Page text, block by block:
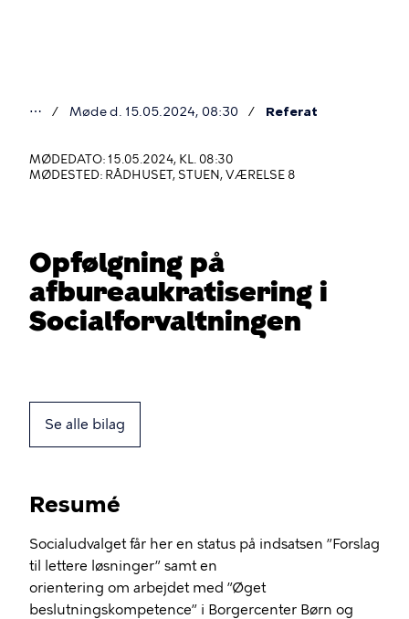
er
her
⋯ Møde d. 15.05.2024, 08:30 Referat
MØDEDATO: 15.05.2024, KL. 08:30
MØDESTED: RÅDHUSET, STUEN, VÆRELSE 8
Opfølgning på
afbureaukratisering i
Socialforvaltningen
Se alle bilag
Resumé
Socialudvalget får her en status på indsatsen ”Forslag
til lettere løsninger” samt en
orientering om arbejdet med ”Øget
beslutningskompetence” i Borgercenter Børn og